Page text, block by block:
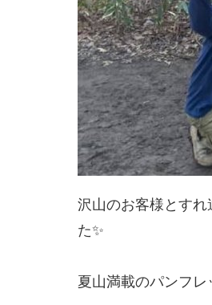
沢山のお客様とす
た✨
夏山満載のパンフ